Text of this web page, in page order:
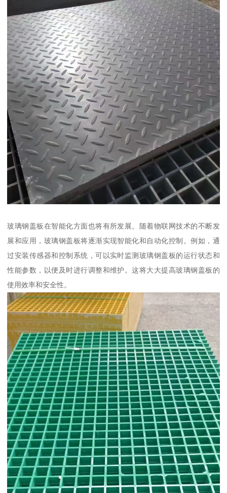
玻璃钢盖板在智能化方面也将有所发展。随着物联网技术的不断发
展和应用，玻璃钢盖板将逐渐实现智能化和自动化控制。例如，通
过安装传感器和控制系统，可以实时监测玻璃钢盖板的运行状态和
性能参数，以便及时进行调整和维护。这将大大提高玻璃钢盖板的
使用效率和安全性。